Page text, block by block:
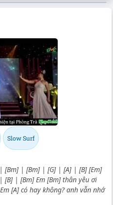
Slow Surf
[Bm] | [Bm] | [G] | [A] | [B] [Em]
| [Bm] Em [Bm] thân yêu ơi
[A] có hay không? anh vẫn nhớ